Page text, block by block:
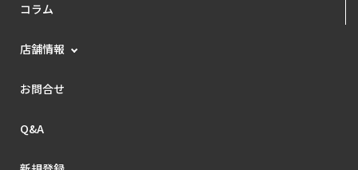
コラム
店舗情報
お問合せ
Q&A